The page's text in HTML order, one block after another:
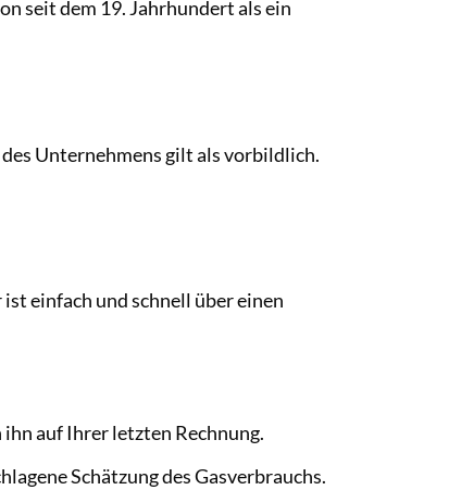
seit dem 19. Jahrhundert als ein
Unternehmens gilt als vorbildlich.
einfach und schnell über einen
auf Ihrer letzten Rechnung.
Schätzung des Gasverbrauchs.